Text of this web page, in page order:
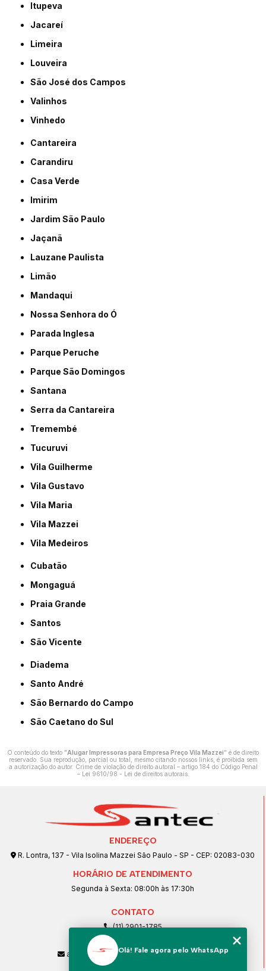
Itupeva
Jacareí
Limeira
Louveira
São José dos Campos
Valinhos
Vinhedo
Cantareira
Carandiru
Casa Verde
Imirim
Jardim São Paulo
Jaçanã
Lauzane Paulista
Limão
Mandaqui
Nossa Senhora do Ó
Parada Inglesa
Parque Peruche
Parque São Domingos
Santana
Serra da Cantareira
Tremembé
Tucuruvi
Vila Guilherme
Vila Gustavo
Vila Maria
Vila Mazzei
Vila Medeiros
Cubatão
Mongaguá
Praia Grande
Santos
São Vicente
Diadema
Santo André
São Bernardo do Campo
São Caetano do Sul
O conteúdo do texto "Alugar Impressoras para Empresa Preço Vila Mazzei" é de direito
reservado. Sua reprodução, parcial ou total, mesmo citando nossos links, é proibida sem
a autorização do autor. Crime de violação de direito autoral – artigo 184 do Código Penal
– Lei 9610/98 - Lei de direitos autorais.
ENDEREÇO
R. Lontra, 137 - Vila Isolina Mazzei São Paulo - SP - CEP: 02083-030
HORÁRIO DE ATENDIMENTO
Segunda à Sexta: 08:00h às 17:30h
CONTATO
(11) 2901-1785
(11) 99239-1832
atendimento@santeccopiadoras.com.br
Olá! Fale agora pelo WhatsApp